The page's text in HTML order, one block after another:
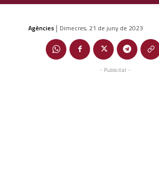
Agències | Dimecres, 21 de juny de 2023
- Publicitat -